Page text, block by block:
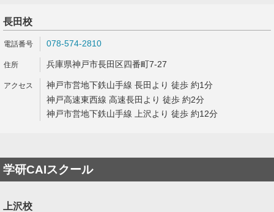
長田校
078-574-2810
兵庫県神戸市長田区四番町7-27
神戸市営地下鉄山手線 長田より 徒歩 約1分
神戸高速東西線 高速長田より 徒歩 約2分
神戸市営地下鉄山手線 上沢より 徒歩 約12分
学研CAIスクール
上沢校